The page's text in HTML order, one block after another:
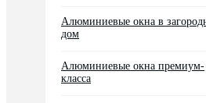
Алюминиевые окна в
дом
Алюминиевые окна премиум-
класса